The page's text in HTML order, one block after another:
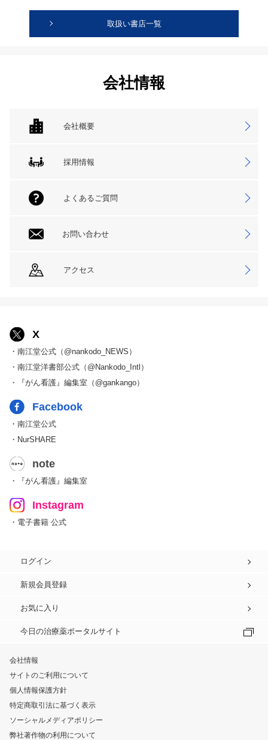
取扱い書店一覧
会社情報
会社概要
採用情報
よくあるご質問
お問い合わせ
アクセス
X
・南江堂公式（@nankodo_NEWS）
・南江堂洋書部公式（@Nankodo_Intl）
・『がん看護』編集室（@gankango）
Facebook
・南江堂公式
・NurSHARE
note
・『がん看護』編集室
Instagram
・電子書籍 公式
ログイン
新規会員登録
お気に入り
今日の治療薬ポータルサイト
会社情報
サイトのご利用について
個人情報保護方針
特定商取引法に基づく表示
ソーシャルメディアポリシー
弊社著作物の利用について